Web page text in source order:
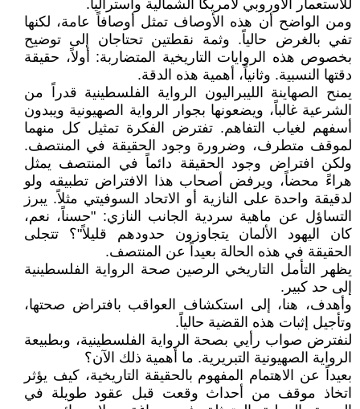
للاستعمار الأوروبي لأمريكا الشمالية وأستراليا.
ومن الواضح أن هذه الأوصاف تمثل أوصافاً عامة، لكنها
تفي بالغرض حالياً. وثمة نقطتين تحتاجان إلى توضيح
بخصوص هذه الروايات التاريخية المتضاربة: أولاً، حقيقة
دقتها النسبية. وثانياً، أهمية هذه الدقة.
يمنح الصهاينة الليبراليون الرواية الفلسطينية قدراً من
الشرعية غالباً، ويضعونها بجوار الرواية الصهيونية ويبدون
أسفهم لغياب التفاهم. تفترض الفكرة تمثيل كل منهما
لموقف متطرف، وضرورة وجود الحقيقة في المنتصف.
ولكن افتراض وجود الحقيقة دائماً في المنتصف يمثل
هراءً محضاً، ويرفض أصحاب هذا الافتراض تطبيقه ولو
لدقيقة واحدة على النازية أو الاتحاد السوفيتي مثلاً. يبرز
التساؤل عن ماهية سردية الجانب النازي: "حسناً، نعم،
كان اليهود الألمان يتجاوزون حدودهم قليلاً"؟ تتجلى
الحقيقة في هذه الحالة بعيداً عن المنتصف.
يظهر التأمل التاريخي الرصين صحة الرواية الفلسطينية
إلى حد كبير.
وأهدف، هنا، إلى استكشاف العواقب بافتراض صحتها،
وتأجيل إثبات هذه القضية حالياً.
لنفترض صواب رأيي بصحة الرواية الفلسطينية، وبطبيعة
الرواية الصهيونية التبريرية. ما أهمية ذلك الآن؟
بعيداً عن الاهتمام المفهوم بالحقيقة التاريخية، كيف يؤثر
اتخاذ موقف من أحداث وقعت قبل عقود طويلة في